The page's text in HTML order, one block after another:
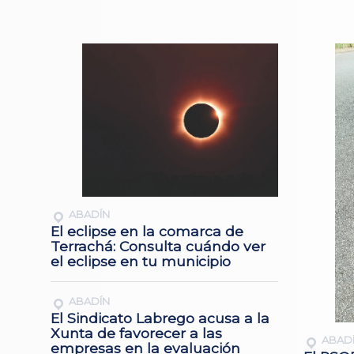
ABADÍN
El eclipse en la comarca de
Terrachá: Consulta cuándo ver
el eclipse en tu municipio
ABADÍN
El Sindicato Labrego acusa a la
Xunta de favorecer a las
empresas en la evaluación